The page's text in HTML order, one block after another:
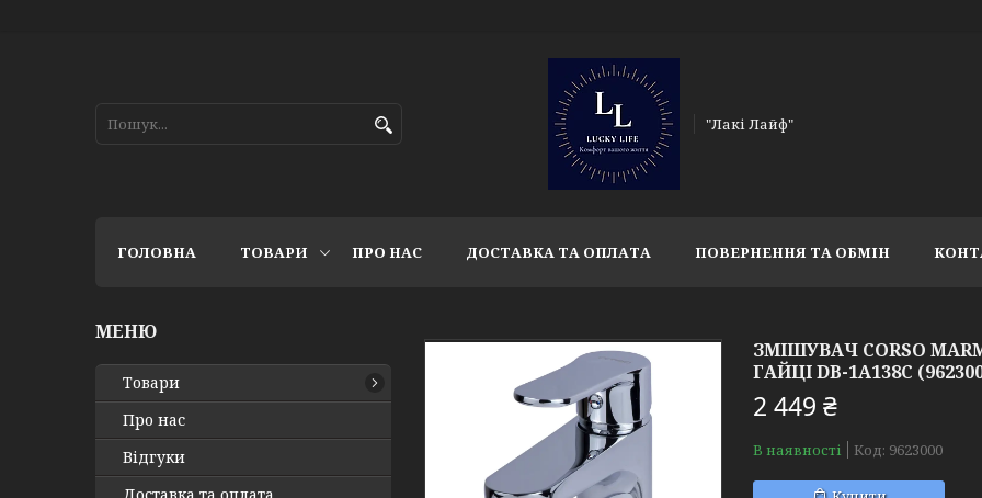
"Лакі Лайф"
ГОЛОВНА ТОВАРИ ПРО НАС ДОСТАВКА ТА ОПЛАТА ПОВЕРНЕННЯ ТА ОБМІН
ЗМІШУВАЧ CORSO
ГАЙЦІ DB-1A138C
2 449 ₴
В наявності Код: 9623000
Товари
Про нас
Відгуки